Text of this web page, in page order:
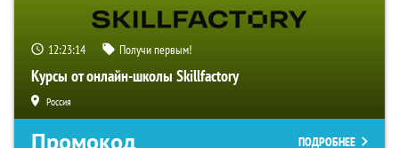
12:23:13 Получи первым!
Курсы от онлайн-школы Skillfactory
Россия
ПОДРОБНЕЕ